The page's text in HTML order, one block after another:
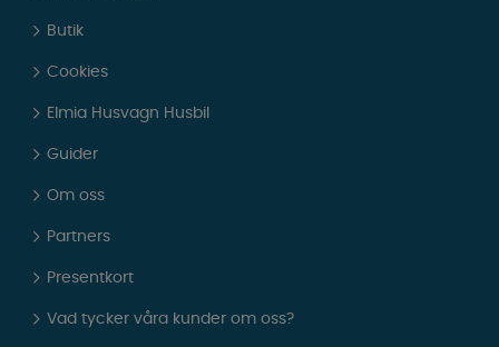
Butik
Cookies
Elmia Husvagn Husbil
Guider
Om oss
Partners
Presentkort
Vad tycker våra kunder om oss?